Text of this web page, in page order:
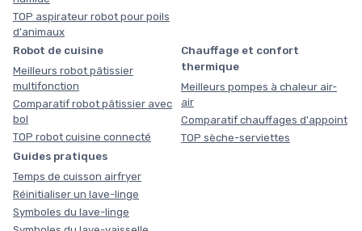
TOP aspirateur robot pour poils
d'animaux
Robot de cuisine
Meilleurs robot pâtissier
multifonction
Comparatif robot pâtissier avec
bol
TOP robot cuisine connecté
Chauffage et confort
thermique
Meilleurs pompes à chaleur air-
air
Comparatif chauffages d'appoint
TOP sèche-serviettes
Guides pratiques
Temps de cuisson airfryer
Réinitialiser un lave-linge
Symboles du lave-linge